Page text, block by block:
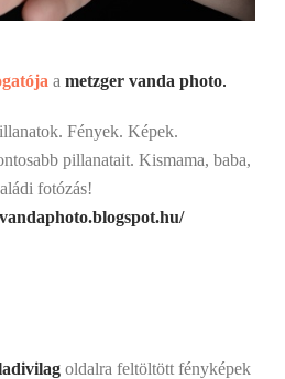
a metzger vanda photo.
Fények. Képek.
pillanatait. Kismama, baba,
fotózás!
oldalra feltöltött fényképek